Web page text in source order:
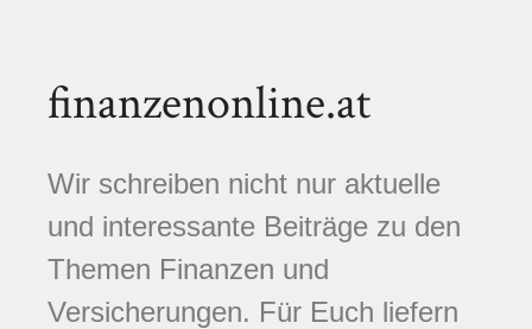
finanzenonline.at
Wir schreiben nicht nur aktuelle
und interessante Beiträge zu den
Themen Finanzen und
Versicherungen. Für Euch liefern